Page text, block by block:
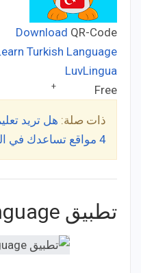
Download QR-Code
Turkish Language
LuvLingua
Free
+
ذات صلة: هل تريد
4 مواقع تساعدك في اللغة التركية مجانًا
تطبيق My Turkish language